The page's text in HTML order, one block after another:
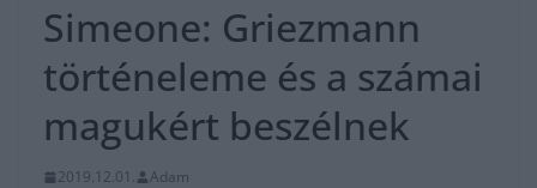
Simeone: Griezmann
történeleme és a számai
magukért beszélnek
2019.12.01.
Adam